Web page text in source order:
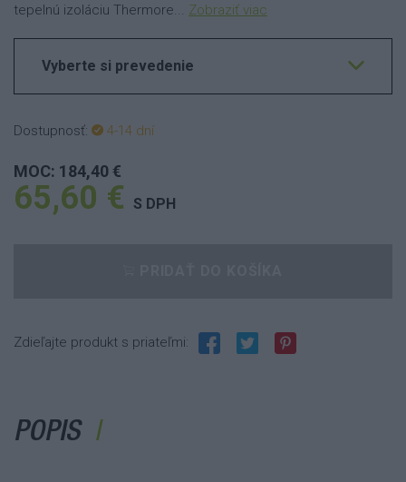
tepelnú izoláciu Thermore... Zobraziť viac
Vyberte si prevedenie
Dostupnosť: 4-14 dní
MOC: 184,40 €
65,60 € S DPH
Zdieľajte produkt s priateľmi:
POPIS